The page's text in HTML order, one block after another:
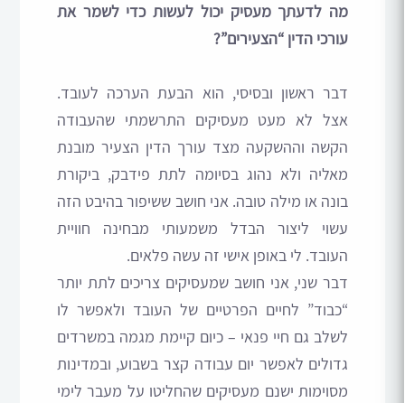
מה לדעתך מעסיק יכול לעשות כדי לשמר את
עורכי הדין “הצעירים”?
דבר ראשון ובסיסי, הוא הבעת הערכה לעובד.
אצל לא מעט מעסיקים התרשמתי שהעבודה
הקשה וההשקעה מצד עורך הדין הצעיר מובנת
מאליה ולא נהוג בסיומה לתת פידבק, ביקורת
בונה או מילה טובה. אני חושב ששיפור בהיבט הזה
עשוי ליצור הבדל משמעותי מבחינה חוויית
העובד. לי באופן אישי זה עשה פלאים.
דבר שני, אני חושב שמעסיקים צריכים לתת יותר
“כבוד” לחיים הפרטיים של העובד ולאפשר לו
לשלב גם חיי פנאי – כיום קיימת מגמה במשרדים
גדולים לאפשר יום עבודה קצר בשבוע, ובמדינות
מסוימות ישנם מעסיקים שהחליטו על מעבר לימי